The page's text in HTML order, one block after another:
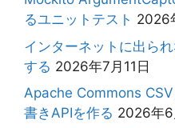
るユニットテスト 2026
インターネットに出ら
する 2026年7月11日
Apache Commons
書きAPIを作る 2026年6